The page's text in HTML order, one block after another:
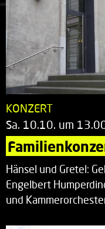
KONZERT
Sa. 10.10. um
Hänsel und Gretel:
Engelbert
und